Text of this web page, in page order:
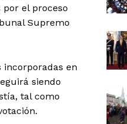
el proceso
Supremo
en
siendo
tal como